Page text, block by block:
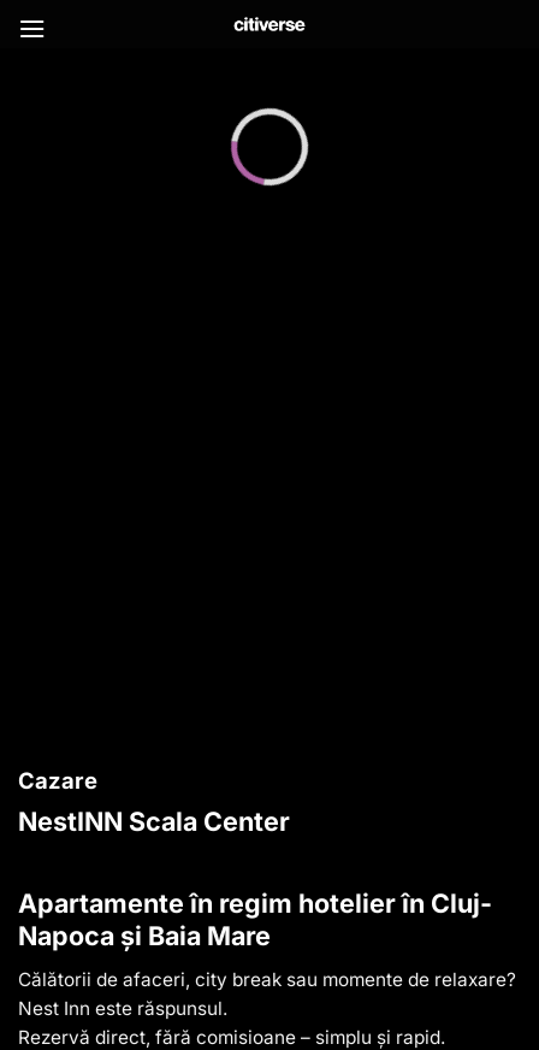
Cazare
NestINN Scala Center
Apartamente în regim hotelier în Cluj-
Napoca și Baia Mare
Călătorii de afaceri, city break sau momente de relaxare?
Nest Inn este răspunsul.
Rezervă direct, fără comisioane – simplu și rapid.